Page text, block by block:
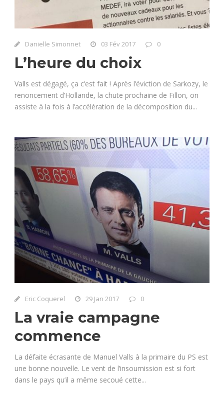
Danielle Simonnet 03 Fév 2017 0
L’heure du choix
Valls est dégagé, ça c’est fait ! Après l’éviction de Sarkozy, le
renoncement d’Hollande, la chute prochaine de Fillon, on
assiste à la fois à l’accélération de la décomposition du...
Eric Coquerel 29 Jan 2017 0
La vraie campagne
commence
La défaite écrasante de Manuel Valls à la primaire du PS est
une bonne nouvelle. Le vent de l’insoumission est si fort
dans le pays qu’il a même secoué cette...